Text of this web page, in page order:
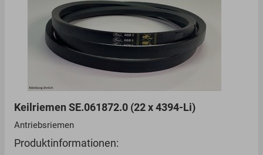
Keilriemen SE.061872.0 (22 x 4394-Li)
Antriebsriemen
Produktinformationen: